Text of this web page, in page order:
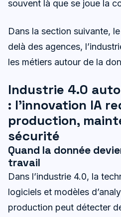
souvent là que se joue la
Dans la section suivante,
delà des agences,
les métiers autour de la
Industrie 4.0
: l’innovation IA
production,
sécurité
Quand la donnée
travail
Dans l’industrie 4.0, la
logiciels et modèles
production peut détecter